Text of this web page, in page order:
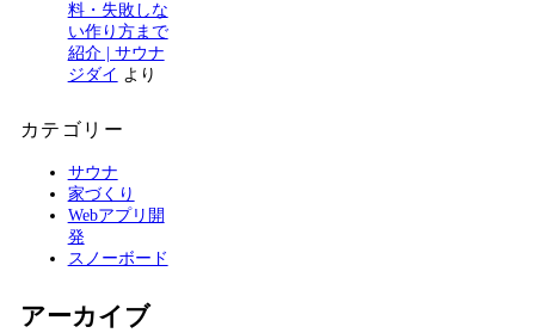
料・失敗しな
い作り方まで
紹介 | サウナ
ジダイ より
カテゴリー
サウナ
家づくり
Webアプリ開
発
スノーボード
アーカイブ